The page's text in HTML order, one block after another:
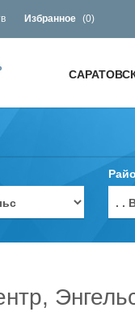
Избранное (0)
. .